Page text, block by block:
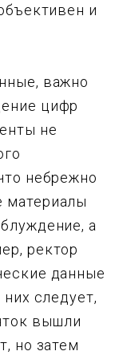
и
важно
цифр
не
небрежно
материалы
а
ректор
данные
следует,
вышли
но затем